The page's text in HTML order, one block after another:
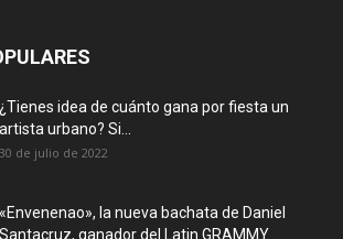
¿Tienes idea de cuánto gana por fiesta un
artista urbano? Si...
30 de julio de 2022
«Envenenao», la nueva bachata de Daniel
Santacruz, ganador del Latin GRAMMY